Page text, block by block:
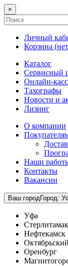
×
Личный
Корзина (
Каталог
Сервисный
Онлайн-
Тахографы
Новости и
Лизинг
О компании
Наши
Контакты
Вакансии
Ваш городГород:
Уфа
Стерлитамак
Нефтекамск
Октябрьский
Оренбург